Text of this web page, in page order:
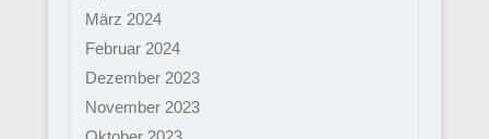
März 2024
Februar 2024
Dezember 2023
November 2023